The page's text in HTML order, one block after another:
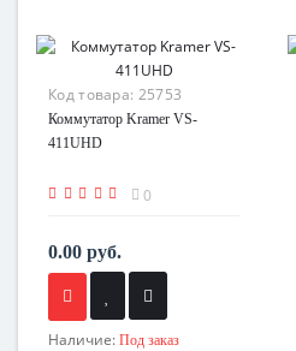
Код товара: 25753
Коммутатор Kramer VS-
411UHD
0
0.00 руб.
Наличие: Под заказ